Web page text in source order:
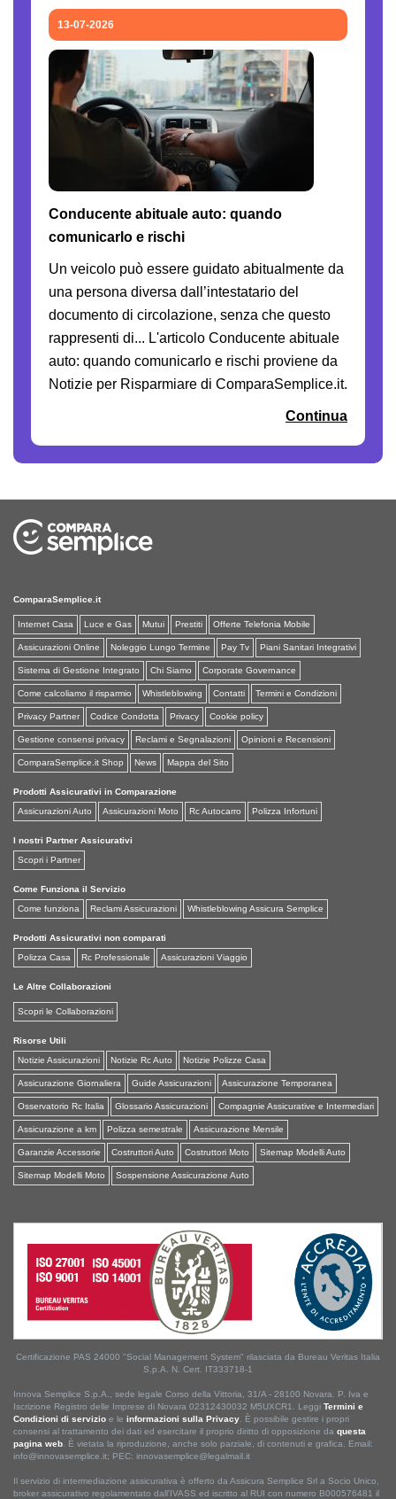
13-07-2026
Conducente abituale auto: quando
comunicarlo e rischi
Un veicolo può essere guidato abitualmente da
una persona diversa dall’intestatario del
documento di circolazione, senza che questo
rappresenti di... L'articolo Conducente abituale
auto: quando comunicarlo e rischi proviene da
Notizie per Risparmiare di ComparaSemplice.it.
Continua
ComparaSemplice.it
Internet Casa Luce e Gas Mutui Prestiti Offerte Telefonia Mobile
Assicurazioni Online Noleggio Lungo Termine Pay Tv Piani Sanitari Integrativi
Sistema di Gestione Integrato Chi Siamo Corporate Governance
Come calcoliamo il risparmio Whistleblowing Contatti Termini e Condizioni
Privacy Partner Codice Condotta Privacy Cookie policy
Gestione consensi privacy Reclami e Segnalazioni Opinioni e Recensioni
ComparaSemplice.it Shop News Mappa del Sito
Prodotti Assicurativi in Comparazione
Assicurazioni Auto
Assicurazioni Moto Rc Autocarro Polizza Infortuni
I nostri Partner Assicurativi
Scopri i Partner
Come Funziona il Servizio
Come funziona
Reclami Assicurazioni Whistleblowing Assicura Semplice
Prodotti Assicurativi non comparati
Polizza Casa
Rc Professionale Assicurazioni Viaggio
Le Altre Collaborazioni
Scopri le Collaborazioni
Risorse Utili
Notizie Assicurazioni
Notizie Rc Auto Notizie Polizze Casa
Assicurazione Giornaliera Guide Assicurazioni Assicurazione Temporanea
Osservatorio Rc Italia Glossario Assicurazioni Compagnie Assicurative e Intermediari
Assicurazione a km Polizza semestrale Assicurazione Mensile
Garanzie Accessorie Costruttori Auto Costruttori Moto Sitemap Modelli Auto
Sitemap Modelli Moto Sospensione Assicurazione Auto
Certificazione PAS 24000 "Social Management System" rilasciata da Bureau Veritas Italia
S.p.A. N. Cert. IT333718-1
Innova Semplice S.p.A., sede legale Corso della Vittoria, 31/A - 28100 Novara. P. Iva e
Iscrizione Registro delle Imprese di Novara 02312430032 M5UXCR1. Leggi Termini e
Condizioni di servizio e le informazioni sulla Privacy. È possibile gestire i propri
consensi al trattamento dei dati ed esercitare il proprio diritto di opposizione da questa
pagina web. È vietata la riproduzione, anche solo parziale, di contenuti e grafica. Email:
info@innovasemplice.it; PEC: innovasemplice@legalmail.it
Il servizio di intermediazione assicurativa è offerto da Assicura Semplice Srl a Socio Unico,
broker assicurativo regolamentato dall'IVASS ed iscritto al RUI con numero B000576481 il